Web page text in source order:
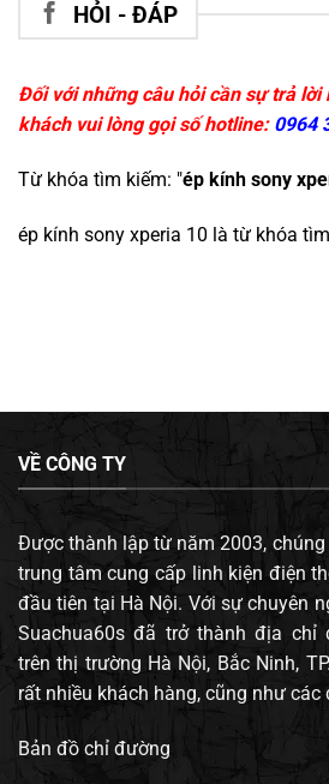
HỎI - ĐÁP
Đối với những câu hỏi cần sự trả lời
khách vui lòng gọi số hotline: 0964
Từ khóa tìm kiếm: "ép kính sony
ép kính sony xperia 10 là từ khóa
VỀ CÔNG TY
Được thành lập từ năm 2003,
trung tâm cung cấp linh kiện điện
đầu tiên tại Hà Nội. Với sự chuyên
Suachua60s đã trở thành địa chỉ
trên thị trường Hà Nội, Bắc Ninh,
rất nhiều khách hàng, cũng như các
Bản đồ chỉ đường